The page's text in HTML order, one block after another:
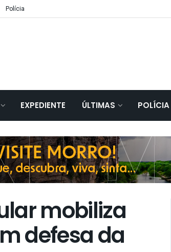
Polícia
EXPEDIENTE ÚLTIMAS POLÍCIA
mobiliza
defesa da